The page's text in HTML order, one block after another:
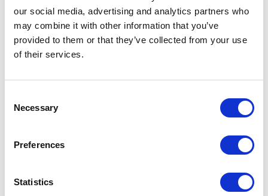
our social media, advertising and analytics partners who
may combine it with other information that you’ve
provided to them or that they’ve collected from your use
of their services.
Selection
Necessary
Preferences
Statistics
Rimadesio открывает двери своего нового
шоу-рума в штаб-квартире компании в г.
Джуссано. Выставочное пространство —
проект Джузеппе Бавузо — арт-директора и
серьезному рестайлингу с сохранением